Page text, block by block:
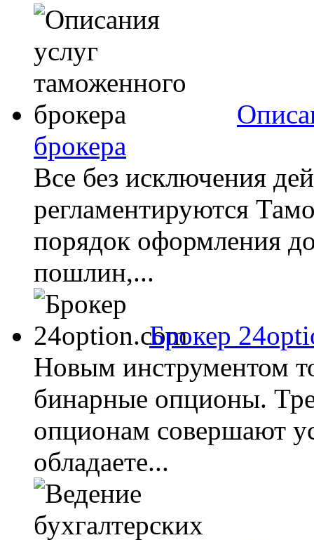
брокера
Все без исключения
регламентируются
порядок оформления
пошлин,...
Брокер
Новым инструментом
бинарные опционы.
опционам совершают
обладаете...